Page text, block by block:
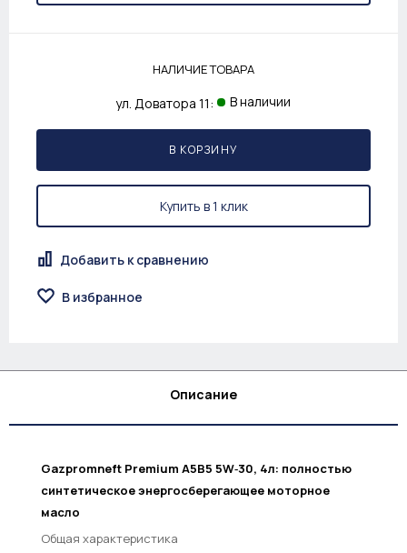
НАЛИЧИЕ ТОВАРА
ул. Доватора 11: В наличии
В КОРЗИНУ
Купить в 1 клик
Добавить к сравнению
В избранное
Описание
Gazpromneft Premium A5B5 5W‑30, 4л: полностью
синтетическое энергосберегающее моторное
масло
Общая характеристика